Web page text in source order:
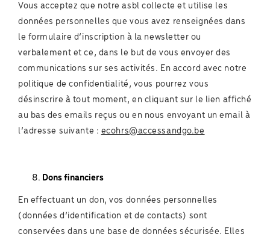
Vous acceptez que notre asbl collecte et utilise les
données personnelles que vous avez renseignées dans
le formulaire d’inscription à la newsletter ou
verbalement et ce, dans le but de vous envoyer des
communications sur ses activités. En accord avec notre
politique de confidentialité, vous pourrez vous
désinscrire à tout moment, en cliquant sur le lien affiché
au bas des emails reçus ou en nous envoyant un email à
l’adresse suivante : ecohrs@accessandgo.be
Dons financiers
En effectuant un don, vos données personnelles
(données d’identification et de contacts) sont
conservées dans une base de données sécurisée. Elles